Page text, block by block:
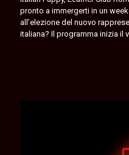
pronto a immergerti in un
all’elezione del nuovo
italiana? Il programma inizia il